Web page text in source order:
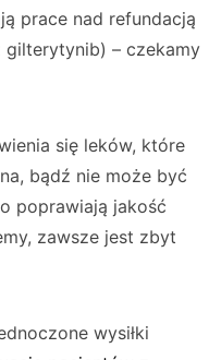
prace nad refundacją
– czekamy
się leków, które
bądź nie może być
poprawiają jakość
zawsze jest zbyt
wysiłki